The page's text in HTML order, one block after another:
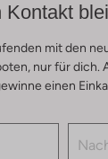
Kontakt
mit den
nur für dich.
einen